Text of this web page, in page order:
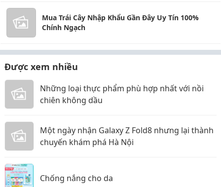
Mua Trái Cây Nhập Khẩu Gần Đây Uy Tín 100%
Chính Ngạch
Được xem nhiều
Những loại thực phẩm phù hợp nhất với nồi
chiên không dầu
Một ngày nhận Galaxy Z Fold8 nhưng lại thành
chuyến khám phá Hà Nội
Chống nắng cho da